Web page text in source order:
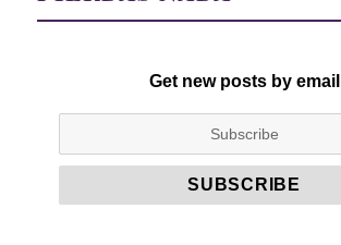
Get new posts by email